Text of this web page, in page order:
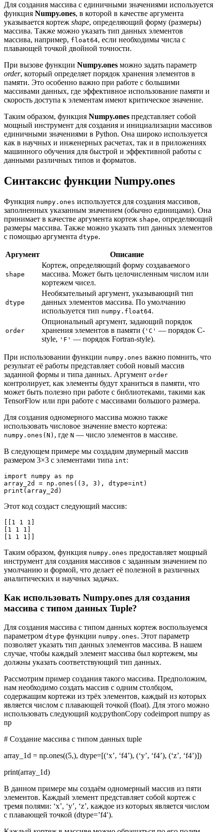
Для создания массива с единичными значениями используется
функция Numpy.ones, в которой в качестве аргумента
указывается кортеж shape, определяющий форму (размеры)
массива. Также можно указать тип данных элементов
массива, например, float64, если необходимы числа с
плавающей точкой двойной точности.
При вызове функции Numpy.ones можно задать параметр
order, который определяет порядок хранения элементов в
памяти. Это особенно важно при работе с большими
массивами данных, где эффективное использование памяти и
скорость доступа к элементам имеют критическое значение.
Таким образом, функция Numpy.ones представляет собой
мощный инструмент для создания и инициализации массивов
единичными значениями в Python. Она широко используется
как в научных и инженерных расчетах, так и в приложениях
машинного обучения для быстрой и эффективной работы с
данными различных типов и форматов.
Синтаксис функции Numpy.ones
Функция numpy.ones используется для создания массивов,
заполненных указанным значением (обычно единицами). Она
принимает в качестве аргумента кортеж shape, определяющий
размеры массива. Также можно указать тип данных элементов
с помощью аргумента dtype.
Аргумент Описание
shape
Кортеж, определяющий форму создаваемого
массива. Может быть целочисленным числом или
кортежем чисел.
dtype
Необязательный аргумент, указывающий тип
данных элементов массива. По умолчанию
используется тип numpy.float64.
order
Опциональный аргумент, задающий порядок
хранения элементов в памяти ( 'C' — порядок C-
style, 'F' — порядок Fortran-style).
При использовании функции numpy.ones важно помнить, что
результат её работы представляет собой новый массив
заданной формы и типа данных. Аргумент order
контролирует, как элементы будут храниться в памяти, что
может быть полезно при работе с библиотеками, такими как
TensorFlow или при работе с массивами большого размера.
Для создания одномерного массива можно также
использовать числовое значение вместо кортежа:
numpy.ones(N) , где N — число элементов в массиве.
В следующем примере мы создадим двумерный массив
размером 3×3 с элементами типа int:
import numpy as np
array_2d = np.ones((3, 3), dtype=int)
Этот код создаст следующий массив:
[[1 1 1]
[1 1 1]
Таким образом, функция numpy.ones предоставляет мощный
инструмент для создания массивов с заданным значением по
умолчанию и формой, что делает её полезной в различных
аналитических и научных задачах.
Как использовать Numpy.ones для создания
массива с типом данных Tuple?
Для создания массива с типом данных кортеж воспользуемся
параметром dtype функции numpy.ones. Этот параметр
позволяет указать тип данных элементов массива. В нашем
случае, чтобы каждый элемент массива был кортежем, мы
должны указать соответствующий тип данных.
Рассмотрим пример создания такого массива. Предположим,
нам необходимо создать массив с одним столбцом,
содержащим кортежи из трёх элементов, каждый из которых
является числом с плавающей точкой (float). Для этого можно
использовать следующий код:pythonCopy codeimport numpy as
np
# Создание массива с типом данных tuple
array_1d = np.ones((5,), dtype=[(‘x’, ‘f4’), (‘y’, ‘f4’), (‘z’, ‘f4’)])
print(array_1d)
В данном примере мы создаём одномерный массив из пяти
элементов. Каждый элемент представляет собой кортеж с
тремя полями: ‘x’, ‘y’, ‘z’, каждое из которых является числом
с плавающей точкой (dtype=’f4′).